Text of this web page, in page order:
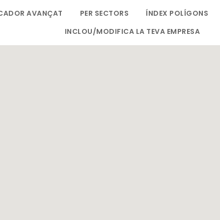
AVANÇAT PER SECTORS
ÍNDEX POLÍGONS
INCLOU/MODIFICA LA TEVA EMPRESA